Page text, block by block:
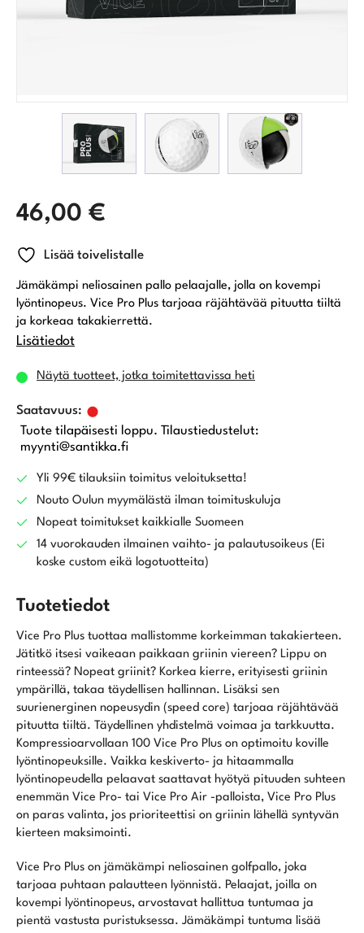
46,00 €
Lisää toivelistalle
Jämäkämpi neliosainen pallo pelaajalle, jolla on kovempi
lyöntinopeus. Vice Pro Plus tarjoaa räjähtävää pituutta tiiltä
ja korkeaa takakierrettä.
Lisätiedot
Näytä tuotteet, jotka toimitettavissa heti
Tuote tilapäisesti loppu. Tilaustiedustelut:
myynti@santikka.fi
Yli 99€ tilauksiin toimitus veloituksetta!
Nouto Oulun myymälästä ilman toimituskuluja
Nopeat toimitukset kaikkialle Suomeen
14 vuorokauden ilmainen vaihto- ja palautusoikeus (Ei
koske custom eikä logotuotteita)
Tuotetiedot
Vice Pro Plus tuottaa mallistomme korkeimman takakierteen.
Jätitkö itsesi vaikeaan paikkaan griinin viereen? Lippu on
rinteessä? Nopeat griinit? Korkea kierre, erityisesti griinin
ympärillä, takaa täydellisen hallinnan. Lisäksi sen
suurienerginen nopeusydin (speed core) tarjoaa räjähtävää
pituutta tiiltä. Täydellinen yhdistelmä voimaa ja tarkkuutta.
Kompressioarvollaan 100 Vice Pro Plus on optimoitu koville
lyöntinopeuksille. Vaikka keskiverto- ja hitaammalla
lyöntinopeudella pelaavat saattavat hyötyä pituuden suhteen
enemmän Vice Pro- tai Vice Pro Air -palloista, Vice Pro Plus
on paras valinta, jos prioriteettisi on griinin lähellä syntyvän
kierteen maksimointi.
Vice Pro Plus on jämäkämpi neliosainen golfpallo, joka
tarjoaa puhtaan palautteen lyönnistä. Pelaajat, joilla on
kovempi lyöntinopeus, arvostavat hallittua tuntumaa ja
pientä vastusta puristuksessa. Jämäkämpi tuntuma lisää